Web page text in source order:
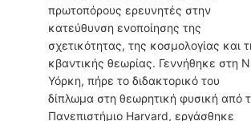
πρωτοπόρους ερευνητές στην
κατεύθυνση ενοποίησης της
σχετικότητας, της κοσμολογίας και
κβαντικής θεωρίας. Γεννήθηκε στη
Υόρκη, πήρε το διδακτορικό του
δίπλωμα στη θεωρητική φυσική από
Πανεπιστήμιο Harvard, εργάσθηκε